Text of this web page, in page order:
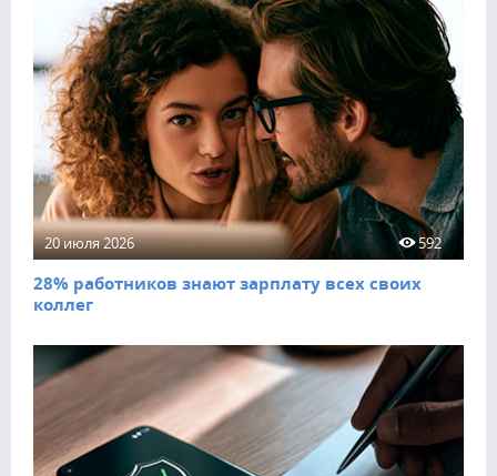
20 июля 2026 592
28% работников знают зарплату всех своих
коллег